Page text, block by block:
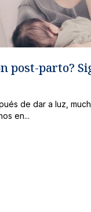
post-parto?
de dar a luz,
en...